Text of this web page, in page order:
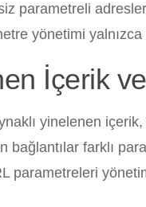
parametreli
yönetimi
İçerik
yinelenen
bağlantılar farklı
parametreleri